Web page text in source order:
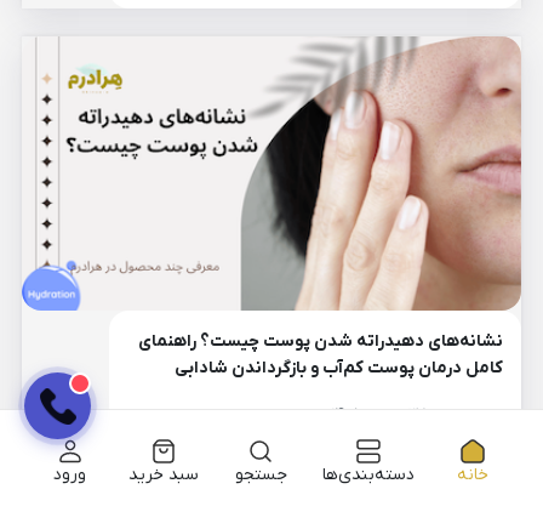
خانه دسته‌بندی‌ها جستجو سبد خرید ورود
نشانه‌های دهیدراته شدن پوست چیست؟ راهنمای
کامل درمان پوست کم‌آب و بازگرداندن شادابی